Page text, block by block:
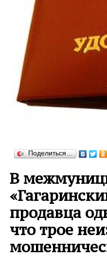
Поделиться…
В
продавца
что трое